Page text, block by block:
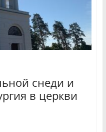
снеди и
в церкви